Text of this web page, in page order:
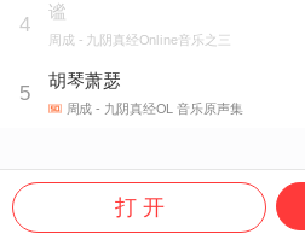
4
谧
周成- 九阴真经Online音乐之三
5
胡琴萧瑟
周成 - 九阴真经OL 音乐原声集
打 开